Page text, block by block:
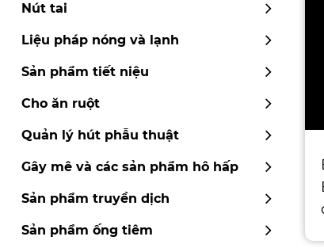
Nút tai
Liệu pháp nóng và lạnh
Sản phẩm tiết niệu
Cho ăn ruột
Quản lý hút phẫu thuật
Gây mê và các sản phẩm hô hấp
Sản phẩm truyền dịch
Sản phẩm ống tiêm